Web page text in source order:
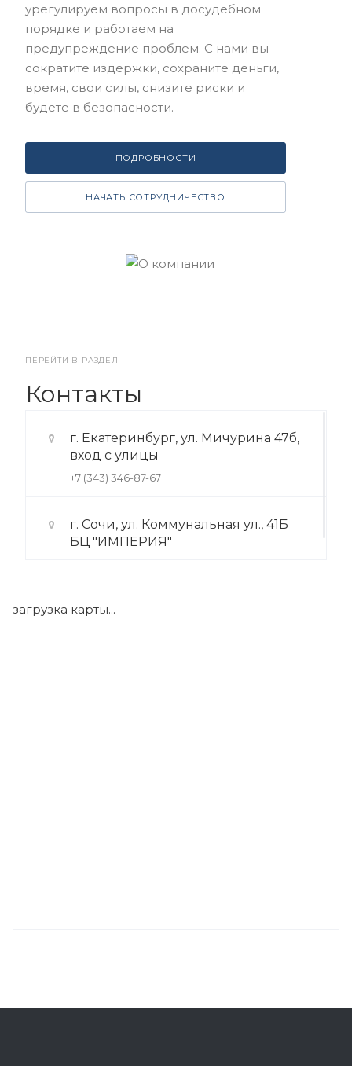
урегулируем вопросы в досудебном
порядке и работаем на
предупреждение проблем. С нами вы
сократите издержки, сохраните деньги,
время, свои силы, снизите риски и
будете в безопасности.
ПОДРОБНОСТИ
НАЧАТЬ СОТРУДНИЧЕСТВО
ПЕРЕЙТИ В РАЗДЕЛ
Контакты
г. Екатеринбург, ул. Мичурина 47б,
вход с улицы
+7 (343) 346-87-67
г. Сочи, ул. Коммунальная ул., 41Б
БЦ "ИМПЕРИЯ"
загрузка карты...